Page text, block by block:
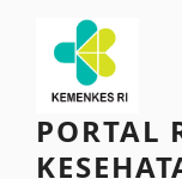
content
PORTAL